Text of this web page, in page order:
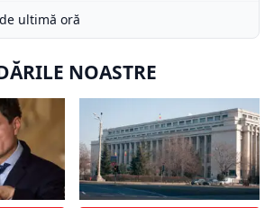
ultimă oră
NOASTRE